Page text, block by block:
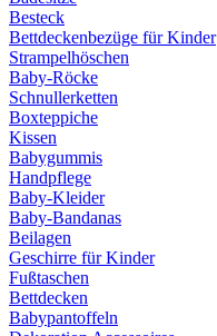
Besteck
Bettdeckenbezüge für Kinder
Strampelhöschen
Baby-Röcke
Schnullerketten
Boxteppiche
Kissen
Babygummis
Handpflege
Baby-Kleider
Baby-Bandanas
Beilagen
Geschirre für Kinder
Fußtaschen
Bettdecken
Babypantoffeln